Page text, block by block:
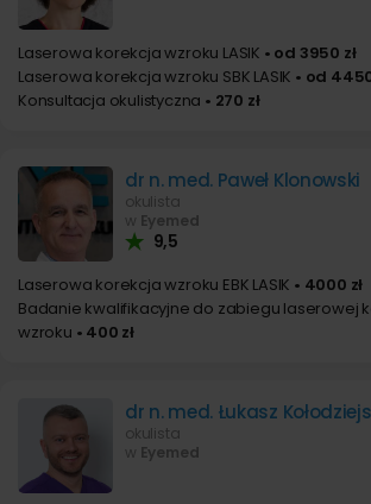
Laserowa korekcja wzroku LASIK • od 3950 zł
Laserowa korekcja wzroku SBK LASIK • od
Konsultacja okulistyczna • 270 zł
dr n. med. Paweł Klonowski
okulista
w Eyemed
9,5
Laserowa korekcja wzroku EBK LASIK • 4000 zł
Badanie kwalifikacyjne do zabiegu laserowej
wzroku • 400 zł
dr n. med. Łukasz
okulista
w Eyemed